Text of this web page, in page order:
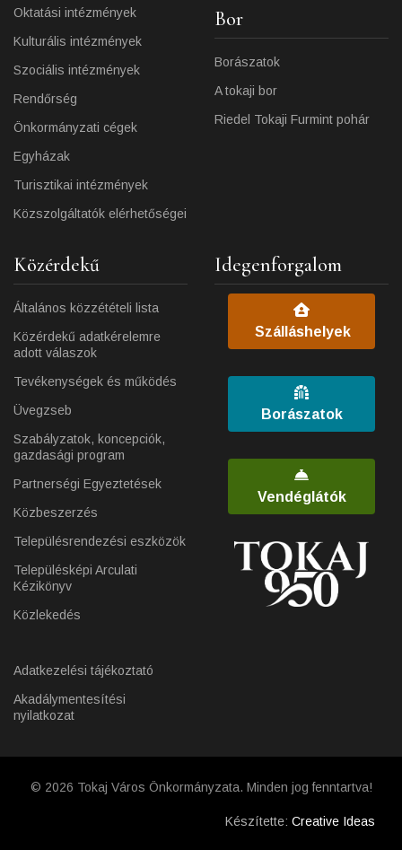
Oktatási intézmények
Kulturális intézmények
Szociális intézmények
Rendőrség
Önkormányzati cégek
Egyházak
Turisztikai intézmények
Közszolgáltatók elérhetőségei
Bor
Borászatok
A tokaji bor
Riedel Tokaji Furmint pohár
Közérdekű
Általános közzétételi lista
Közérdekű adatkérelemre
adott válaszok
Tevékenységek és működés
Üvegzseb
Szabályzatok, koncepciók,
gazdasági program
Partnerségi Egyeztetések
Közbeszerzés
Településrendezési eszközök
Településképi Arculati
Kézikönyv
Közlekedés
Adatkezelési tájékoztató
Akadálymentesítési
nyilatkozat
Idegenforgalom
Szálláshelyek
Borászatok
Vendéglátók
© 2026 Tokaj Város Önkormányzata. Minden jog fenntartva!
Készítette: Creative Ideas